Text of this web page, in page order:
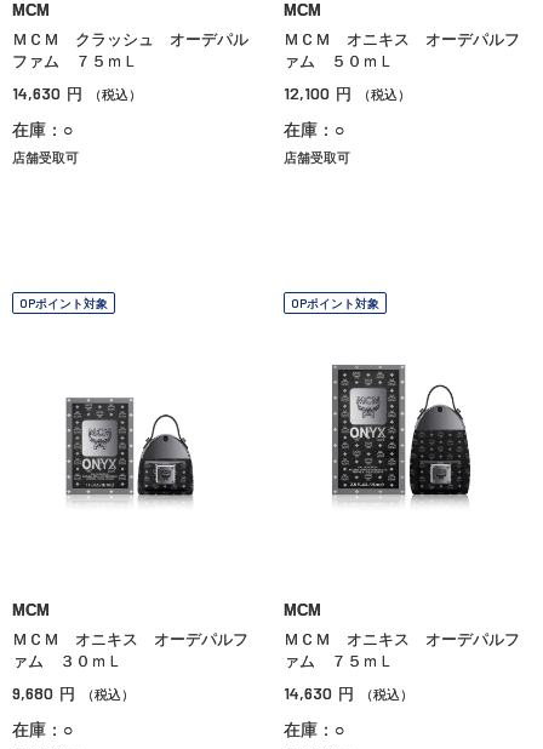
MCM
ＭＣＭ クラッシュ オーデパル
ファム ７５ｍＬ
14,630 円 （税込）
在庫：○
店舗受取可
MCM
ＭＣＭ オニキス オーデパルフ
ァム ５０ｍＬ
12,100 円 （税込）
在庫：○
店舗受取可
OPポイント対象
MCM
ＭＣＭ オニキス オーデパルフ
ァム ３０ｍＬ
9,680 円 （税込）
在庫：○
OPポイント対象
MCM
ＭＣＭ オニキス オーデパルフ
ァム ７５ｍＬ
14,630 円 （税込）
在庫：○